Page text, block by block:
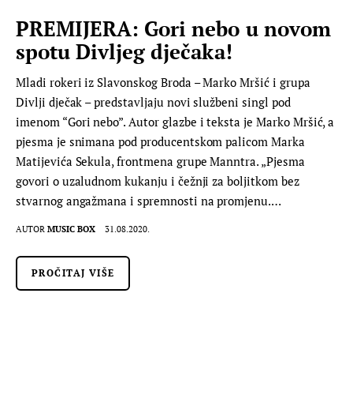
PREMIJERA: Gori nebo u novom
spotu Divljeg dječaka!
Mladi rokeri iz Slavonskog Broda – Marko Mršić i grupa
Divlji dječak – predstavljaju novi službeni singl pod
imenom “Gori nebo”. Autor glazbe i teksta je Marko Mršić, a
pjesma je snimana pod producentskom palicom Marka
Matijevića Sekula, frontmena grupe Manntra. „Pjesma
govori o uzaludnom kukanju i čežnji za boljitkom bez
stvarnog angažmana i spremnosti na promjenu.…
AUTOR MUSIC BOX 31.08.2020.
PROČITAJ VIŠE